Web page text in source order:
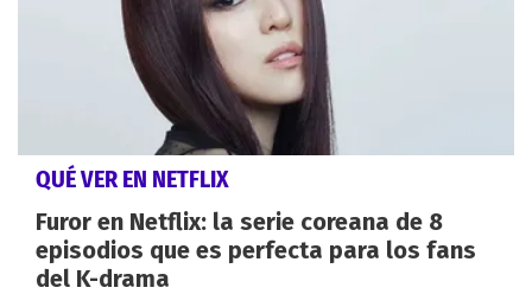
QUÉ VER EN NETFLIX
Furor en Netflix: la serie coreana de 8
episodios que es perfecta para los fans
del K-drama